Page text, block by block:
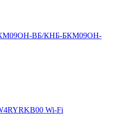
ВБ/КНБ-БКМ09ОН-
Wi-Fi